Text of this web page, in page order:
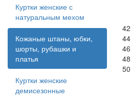
Куртки женские с
натуральным мехом
Кожаные штаны, юбки,
шорты, рубашки и
платья
Куртки женские
демисезонные
42
44
46
48
50